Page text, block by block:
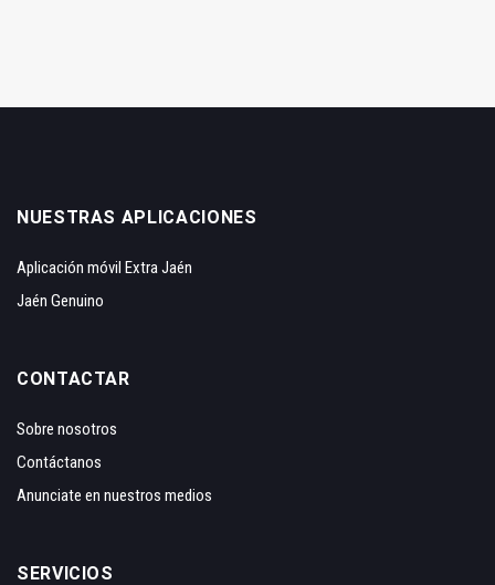
NUESTRAS APLICACIONES
Aplicación móvil Extra Jaén
Jaén Genuino
CONTACTAR
Sobre nosotros
Contáctanos
Anunciate en nuestros medios
SERVICIOS